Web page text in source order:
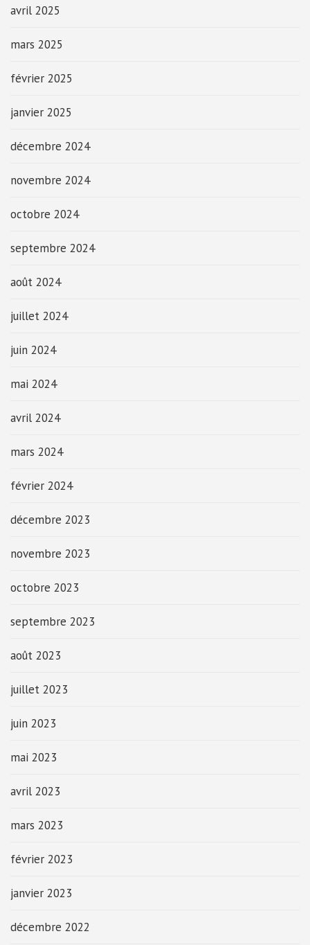
avril 2025
mars 2025
février 2025
janvier 2025
décembre 2024
novembre 2024
octobre 2024
septembre 2024
août 2024
juillet 2024
juin 2024
mai 2024
avril 2024
mars 2024
février 2024
décembre 2023
novembre 2023
octobre 2023
septembre 2023
août 2023
juillet 2023
juin 2023
mai 2023
avril 2023
mars 2023
février 2023
janvier 2023
décembre 2022